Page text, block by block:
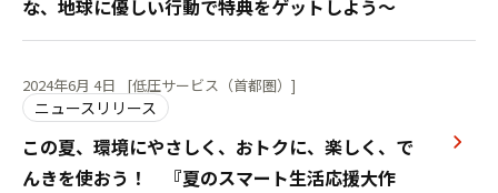
な、地球に優しい行動で特典をゲットしよう～
この夏、環境にやさしく、おトクに、楽しく、で
んきを使おう！ 『夏のスマート生活応援大作
2024年6月 4日 [低圧サービス（首都圏）]
ニュースリリース